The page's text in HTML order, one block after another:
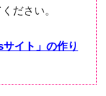
ださい。
イト」の作り